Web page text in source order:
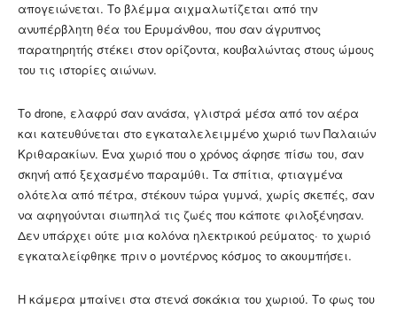
απογειώνεται. Το βλέμμα αιχμαλωτίζεται από την
ανυπέρβλητη θέα του Ερυμάνθου, που σαν άγρυπνος
παρατηρητής στέκει στον ορίζοντα, κουβαλώντας στους ώμους
του τις ιστορίες αιώνων.
Το drone, ελαφρύ σαν ανάσα, γλιστρά μέσα από τον αέρα
και κατευθύνεται στο εγκαταλελειμμένο χωριό των Παλαιών
Κριθαρακίων. Ένα χωριό που ο χρόνος άφησε πίσω του, σαν
σκηνή από ξεχασμένο παραμύθι. Τα σπίτια, φτιαγμένα
ολότελα από πέτρα, στέκουν τώρα γυμνά, χωρίς σκεπές, σαν
να αφηγούνται σιωπηλά τις ζωές που κάποτε φιλοξένησαν.
Δεν υπάρχει ούτε μια κολόνα ηλεκτρικού ρεύματος· το χωριό
εγκαταλείφθηκε πριν ο μοντέρνος κόσμος το ακουμπήσει.
Η κάμερα μπαίνει στα στενά σοκάκια του χωριού. Το φως του